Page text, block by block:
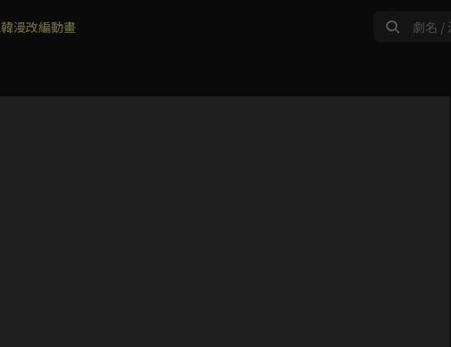
漫改編動畫